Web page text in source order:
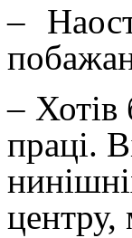
–
– Хотів
праці.